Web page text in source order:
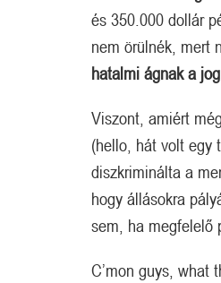
és 350.000 dollár
nem örülnék, mert
hatalmi ágnak a
Viszont, amiért
(hello, hát volt egy
diszkriminálta a
hogy állásokra
sem, ha megfelelő
C’mon guys, what